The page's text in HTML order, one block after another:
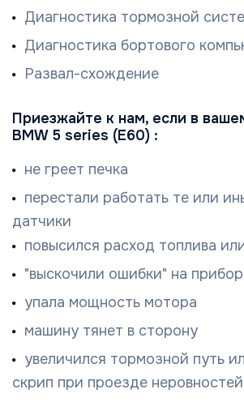
Диагностика тормозной
Диагностика бортового
Развал-схождение
Приезжайте к нам, если в
BMW 5 series (E60) :
не греет печка
перестали работать те или
датчики
повысился расход топлива
"выскочили ошибки" на
упала мощность мотора
машину тянет в сторону
увеличился тормозной путь
скрип при проезде неровностей